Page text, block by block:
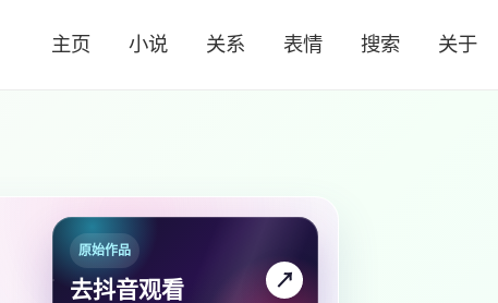
主页 小说 关系 表情 搜索 关于
原始作品
去抖音观看 ↗